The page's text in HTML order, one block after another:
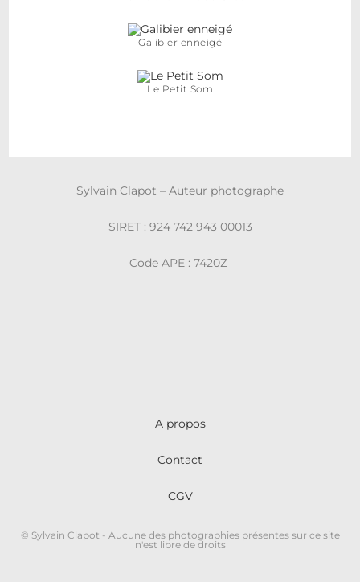
Galibier enneigé
Le Petit Som
Sylvain Clapot – Auteur photographe
SIRET : 924 742 943 00013
Code APE : 7420Z
A propos
Contact
CGV
© Sylvain Clapot - Aucune des photographies présentes sur ce site
n'est libre de droits